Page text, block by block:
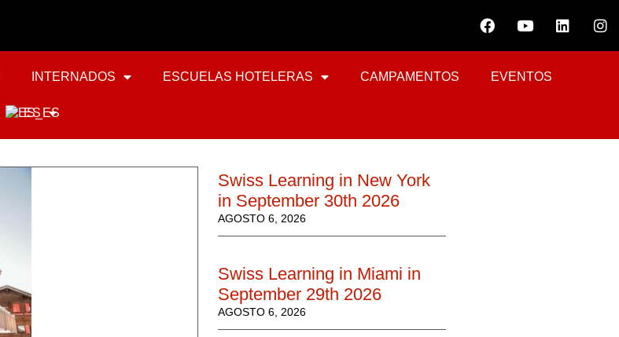
INTERNADOS ESCUELAS HOTELERAS CAMPAMENTOS EVENTOS
ES
Swiss Learning in New York
in September 30th 2026
AGOSTO 6, 2026
Swiss Learning in Miami in
September 29th 2026
AGOSTO 6, 2026